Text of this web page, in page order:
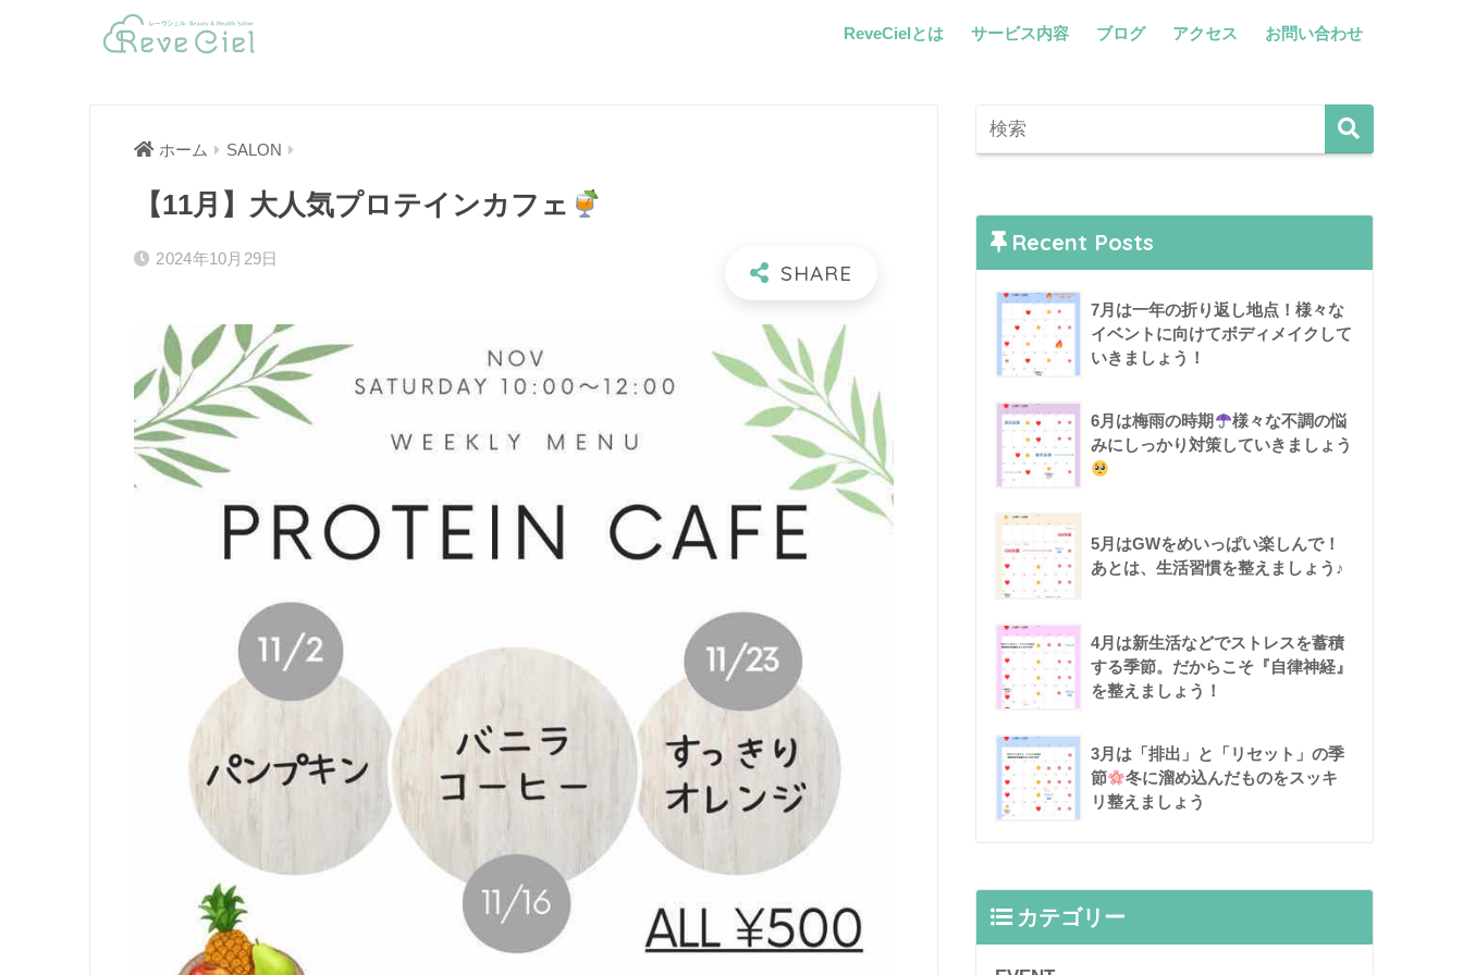
ReveCielとは サービス内容 ブログ アクセス お問い合わせ
ホーム SALON
【11月】大人気プロテインカフェ
2024年10月29日
Recent Posts
7月は一年の折り返し地点！様々な
イベントに向けてボディメイクして
いきましょう！
6月は梅雨の時期
様々な不調の悩
みにしっかり対策していきましょう
5月はGWをめいっぱい楽しんで！
あとは、生活習慣を整えましょう♪
4月は新生活などでストレスを蓄積
する季節。だからこそ『自律神経』
を整えましょう！
3月は「排出」と「リセット」の季
節
冬に溜め込んだものをスッキ
リ整えましょう
カテゴリー